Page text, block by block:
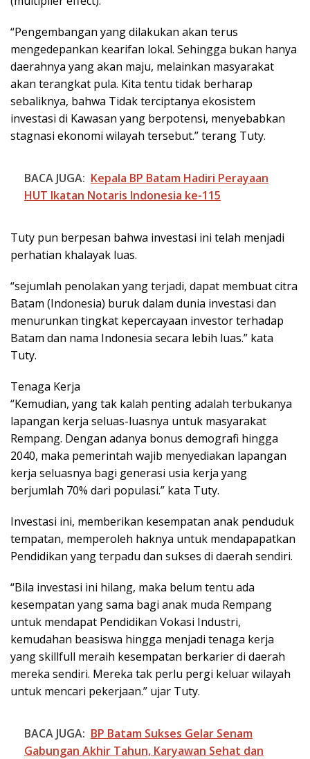
“Pengembangan yang dilakukan akan terus
mengedepankan kearifan lokal. Sehingga bukan hanya
daerahnya yang akan maju, melainkan masyarakat
akan terangkat pula. Kita tentu tidak berharap
sebaliknya, bahwa Tidak terciptanya ekosistem
investasi di Kawasan yang berpotensi, menyebabkan
stagnasi ekonomi wilayah tersebut.” terang Tuty.
BACA JUGA: Kepala BP Batam Hadiri Perayaan
HUT Ikatan Notaris Indonesia ke-115
Tuty pun berpesan bahwa investasi ini telah menjadi
perhatian khalayak luas.
“sejumlah penolakan yang terjadi, dapat membuat citra
Batam (Indonesia) buruk dalam dunia investasi dan
menurunkan tingkat kepercayaan investor terhadap
Batam dan nama Indonesia secara lebih luas.” kata
Tuty.
Tenaga Kerja
“Kemudian, yang tak kalah penting adalah terbukanya
lapangan kerja seluas-luasnya untuk masyarakat
Rempang. Dengan adanya bonus demografi hingga
2040, maka pemerintah wajib menyediakan lapangan
kerja seluasnya bagi generasi usia kerja yang
berjumlah 70% dari populasi.” kata Tuty.
Investasi ini, memberikan kesempatan anak penduduk
tempatan, memperoleh haknya untuk mendapapatkan
Pendidikan yang terpadu dan sukses di daerah sendiri.
“Bila investasi ini hilang, maka belum tentu ada
kesempatan yang sama bagi anak muda Rempang
untuk mendapat Pendidikan Vokasi Industri,
kemudahan beasiswa hingga menjadi tenaga kerja
yang skillfull meraih kesempatan berkarier di daerah
mereka sendiri. Mereka tak perlu pergi keluar wilayah
untuk mencari pekerjaan.” ujar Tuty.
BACA JUGA: BP Batam Sukses Gelar Senam
Gabungan Akhir Tahun, Karyawan Sehat dan